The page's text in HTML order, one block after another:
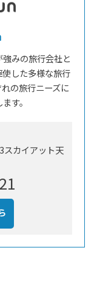
みの旅行会社と
した多様な旅行
の旅行ニーズに
す。
スカイアット天